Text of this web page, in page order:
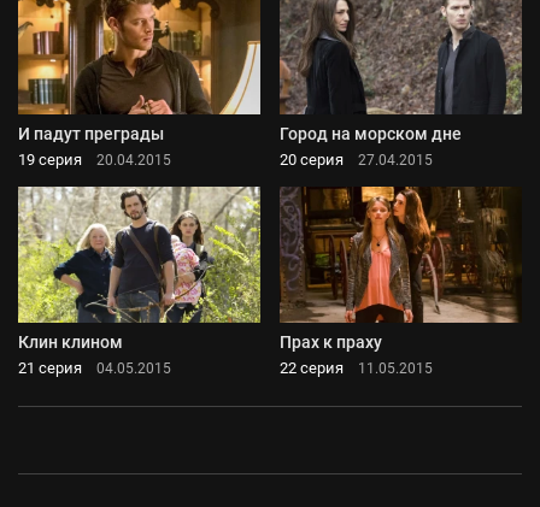
И падут преграды
19 серия 20.04.2015
Город на морском дне
20 серия 27.04.2015
Клин клином
21 серия 04.05.2015
Прах к праху
22 серия 11.05.2015